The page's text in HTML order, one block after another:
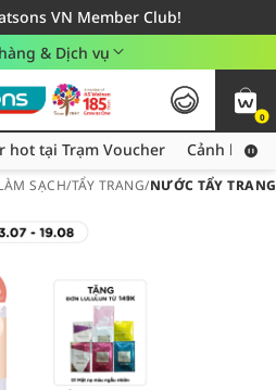
VN Member Club!
cho đơn hàng từ 249,000Đ
Áp dụng khu vực TP. Hồ Chí Minh
& Dịch vụ
0
Thu thập thêm voucher hot tại Trạm Voucher
hot tại Trạm Voucher Cảnh báo
SẠCH/TẨY TRANG/NƯỚC TẨY